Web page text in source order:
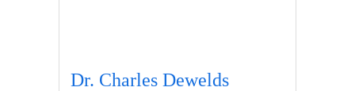
Dr. Charles Dewelds